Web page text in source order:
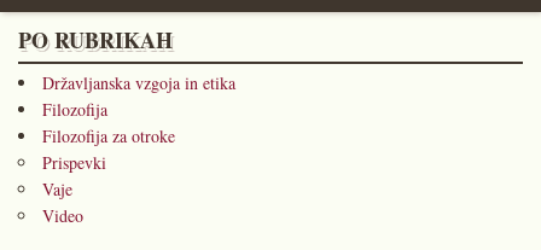
PO RUBRIKAH
Državljanska vzgoja in etika
Filozofija
Filozofija za otroke
Prispevki
Vaje
Video